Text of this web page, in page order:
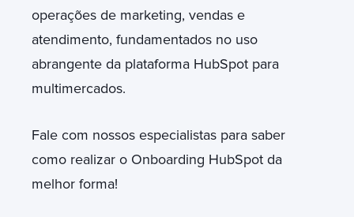
operações de marketing, vendas e
atendimento, fundamentados no uso
abrangente da plataforma HubSpot para
multimercados.
Fale com nossos especialistas para saber
como realizar o Onboarding HubSpot da
melhor forma!